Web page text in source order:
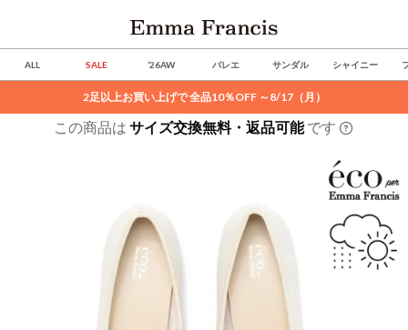
ALL SALE ’26AW バレエ サンダル シャイニー
2足以上お買い上げで 全品10％OFF ～8/17（月）
この商品は サイズ交換無料・返品可能です